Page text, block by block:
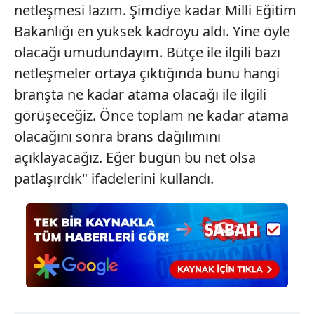
Çerezlere ilişkin tercihlerinizi aşağıda yer alan panel
vasıtasıyla belirleyebilirsiniz. Çerezlere ilişkin detaylı bilgi
için Ayarlar butonuna tıklayabilir,Çerez Bilgilendirme
Metnimiziziyaret edebilirsiniz.
6698 sayılı Kişisel Verilerin Korunması Kanunu uyarınca
hazırlanmış Aydınlatma Metnimizi okumak ve sitemizde
ilgili mevzuata uygun olarak kullanılan çerezlerle ilgili bilgi
almak için lütfentıklayınız.
netleşmesi lazım. Şimdiye kadar Milli Eğitim
Bakanlığı en yüksek kadroyu aldı. Yine öyle
olacağı umudundayım. Bütçe ile ilgili bazı
netleşmeler ortaya çıktığında bunu hangi
branşta ne kadar atama olacağı ile ilgili
görüşeceğiz. Önce toplam ne kadar atama
olacağını sonra brans dağılımını
açıklayacağız. Eğer bugün bu net olsa
patlaşırdık" ifadelerini kullandı.